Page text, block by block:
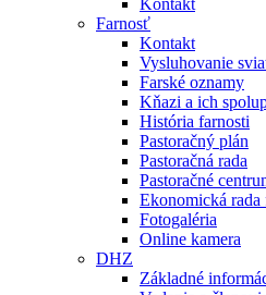
Kontakt
Farnosť
Kontakt
Vysluhovanie
Farské oznamy
Kňazi a ich
História farnosti
Pastoračný plán
Pastoračná rada
Pastoračné
Ekonomická rada
Fotogaléria
Online kamera
DHZ
Základné